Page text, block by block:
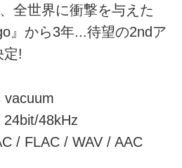
全世界に衝撃を与えた
』から3年...待望の2ndア
定!
vacuum
24bit/48kHz
/ FLAC / WAV / AAC